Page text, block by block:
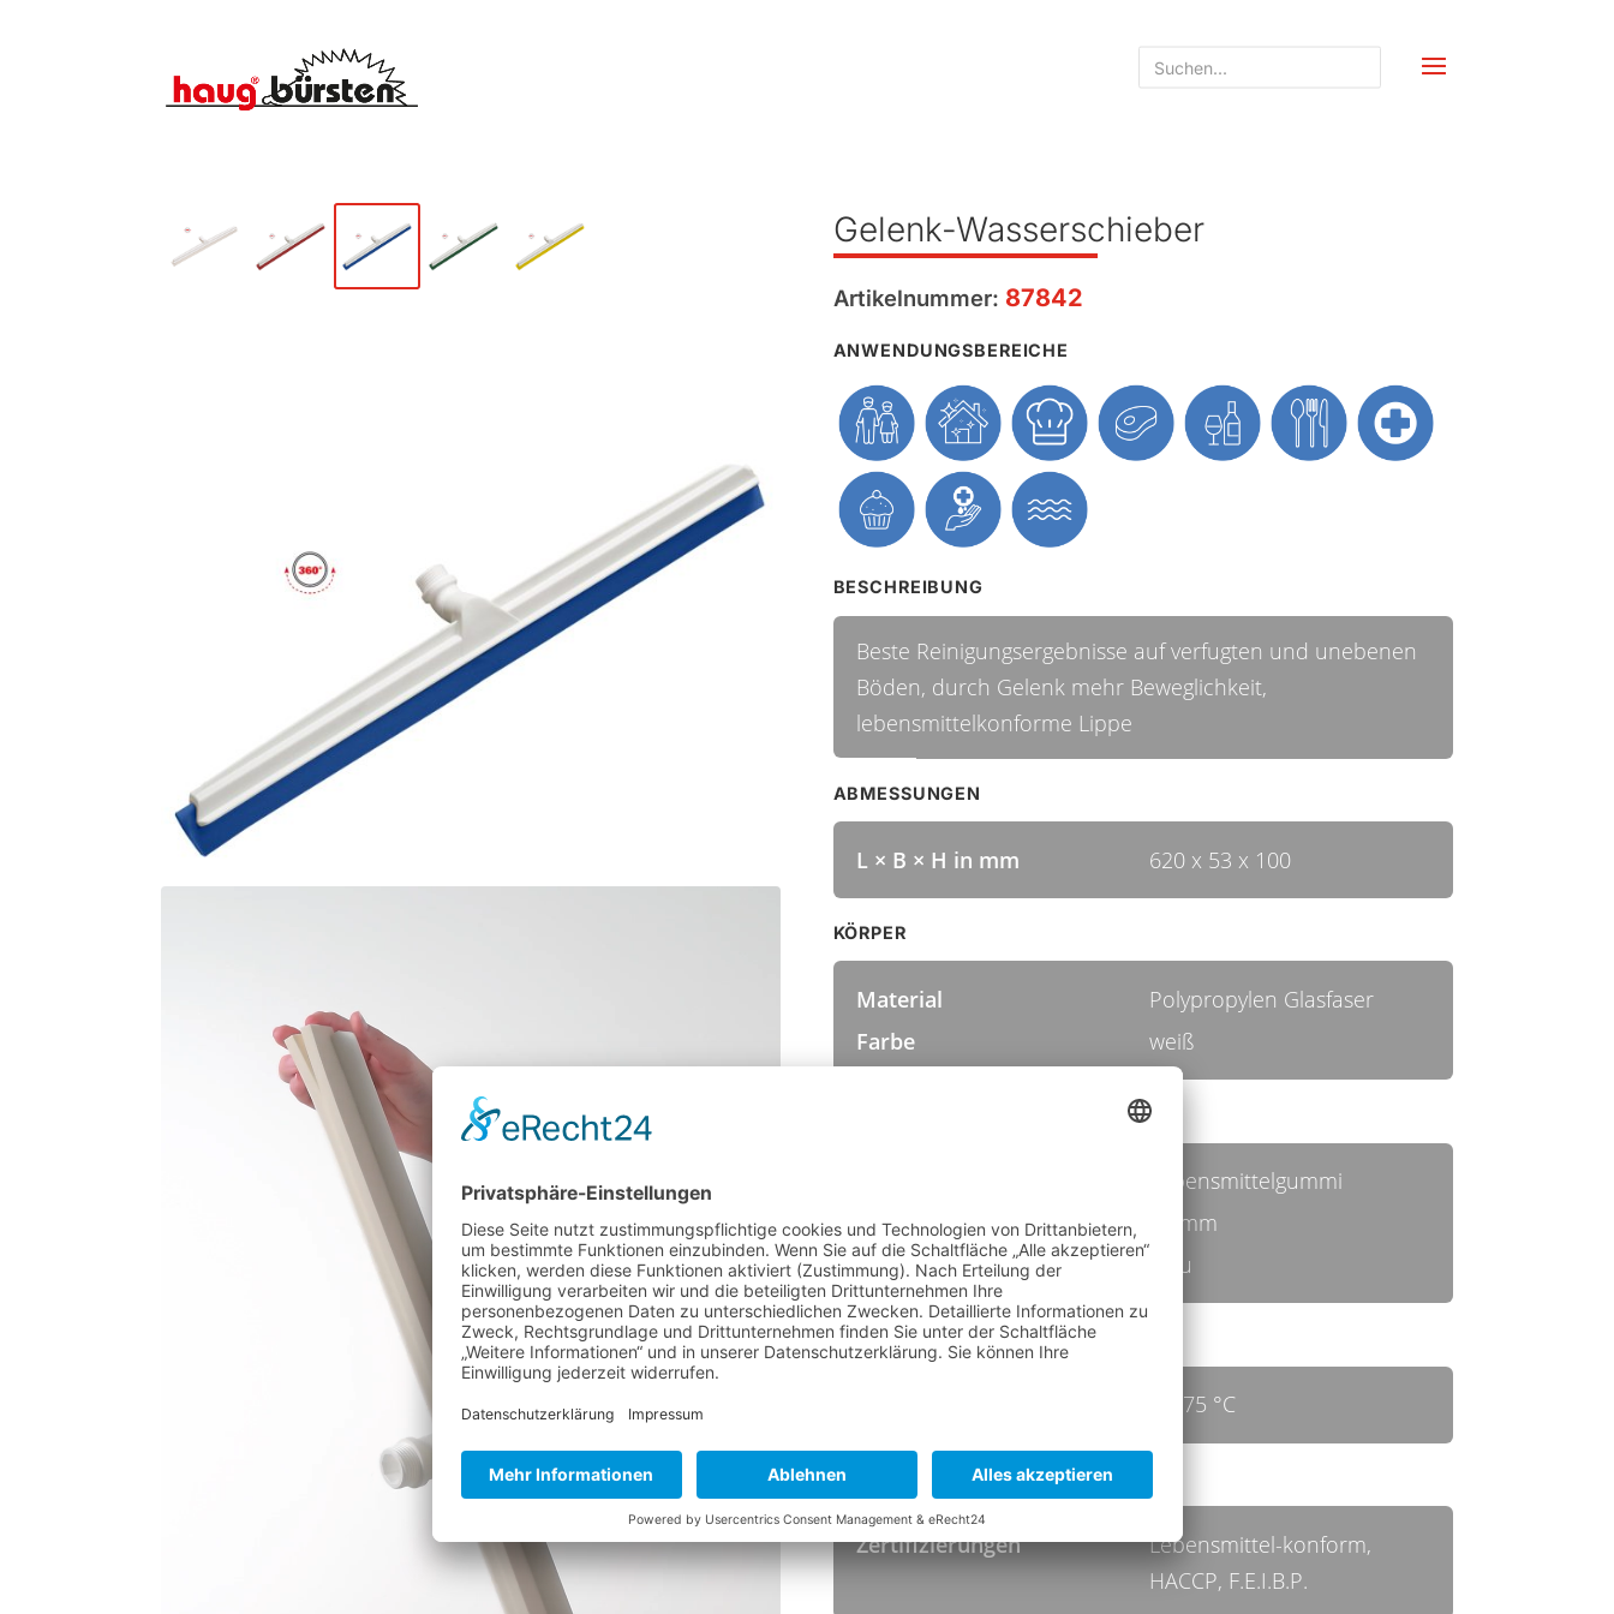
Gelenk-Wasserschieber
Artikelnummer: 87842
ANWENDUNGSBEREICHE
BESCHREIBUNG
Beste Reinigungsergebnisse auf verfugten und unebenen
Böden, durch Gelenk mehr Beweglichkeit,
lebensmittelkonforme Lippe
ABMESSUNGEN
L × B × H in mm 620 x 53 x 100
KÖRPER
Material
Polypropylen Glasfaser
Farbe
weiß
Lebensmittelgummi
Höhe
30 mm
Farbe
blau
TEMPERATUR
bis 75 °C
HYGIENESTANDARDS
Zertifizierungen
Lebensmittel-konform,
HACCP, F.E.I.B.P.